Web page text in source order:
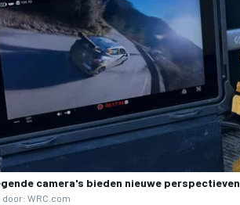
camera's bieden nieuwe perspectieven
door: WRC.com